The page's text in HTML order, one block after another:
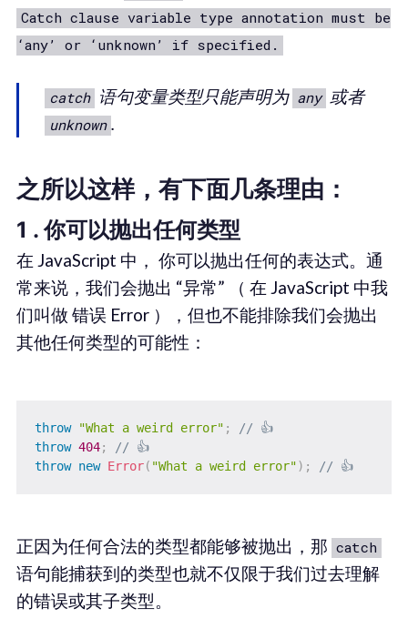
Catch clause variable type annotation must be
‘any’ or ‘unknown’ if specified.
catch 语句变量类型只能声明为 any 或者
unknown .
之所以这样，有下面几条理由：
1 . 你可以抛出任何类型
在 JavaScript 中， 你可以抛出任何的表达式。通
常来说，我们会抛出 “异常” （ 在 JavaScript 中我
们叫做 错误 Error ），但也不能排除我们会抛出
其他任何类型的可能性：
throw "What a weird error" ;
// 👍
throw 404;
// 👍
throw new Error( "What a weird error") ; // 👍
正因为任何合法的类型都能够被抛出，那 catch
语句能捕获到的类型也就不仅限于我们过去理解
的错误或其子类型。